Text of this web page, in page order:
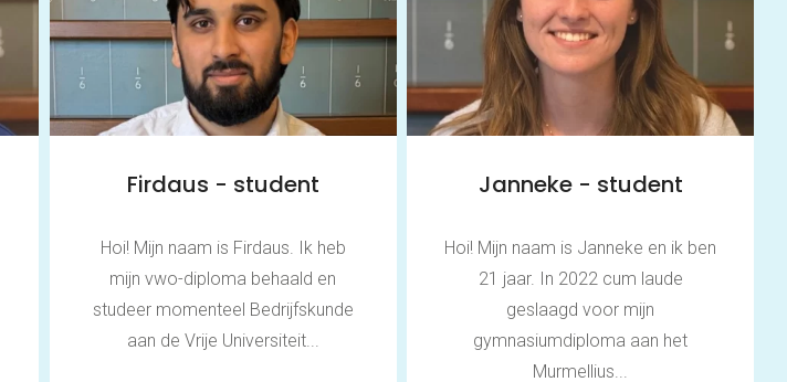
Firdaus - student
Hoi! Mijn naam is Firdaus. Ik heb
mijn vwo-diploma behaald en
studeer momenteel Bedrijfskunde
aan de Vrije Universiteit...
Janneke - student
Hoi! Mijn naam is Janneke en ik ben
21 jaar. In 2022 cum laude
geslaagd voor mijn
gymnasiumdiploma aan het
Murmellius...